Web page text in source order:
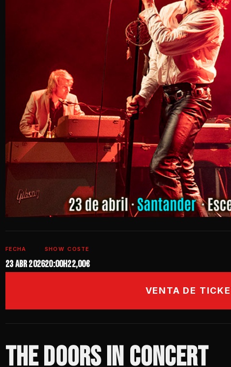
FECHA
23 abr 2026
SHOW
20:00h
COSTE
22,00€
VENTA DE
THE DOORS IN CONCERT